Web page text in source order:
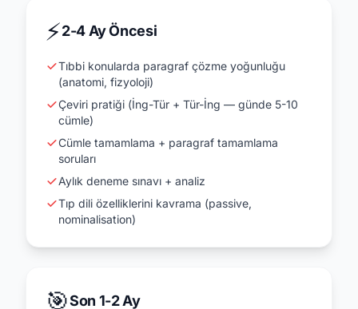
⚡2-4 Ay Öncesi
Tıbbi konularda paragraf çözme yoğunluğu
(anatomi, fizyoloji)
Çeviri pratiği (İng-Tür + Tür-İng — günde 5-10
cümle)
Cümle tamamlama + paragraf tamamlama
soruları
Aylık deneme sınavı + analiz
Tıp dili özelliklerini kavrama (passive,
nominalisation)
🎯Son 1-2 Ay